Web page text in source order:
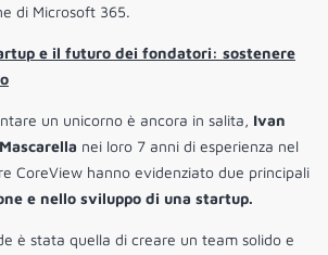
di Microsoft 365.
e il futuro dei fondatori: sostenere
un unicorno è ancora in salita, Ivan
nei loro 7 anni di esperienza nel
CoreView hanno evidenziato due principali
e nello sviluppo di una startup.
è stata quella di creare un team solido e